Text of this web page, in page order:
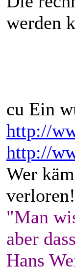
werden
cu Ein
http://
http://
Wer
verloren!
"Man
aber
Hans